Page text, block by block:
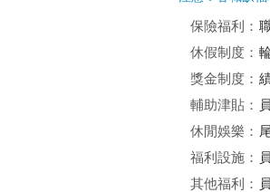
保險福利：
休假制度：
獎金制度：
輔助津貼：
休閒娛樂：
福利設施：
其他福利：